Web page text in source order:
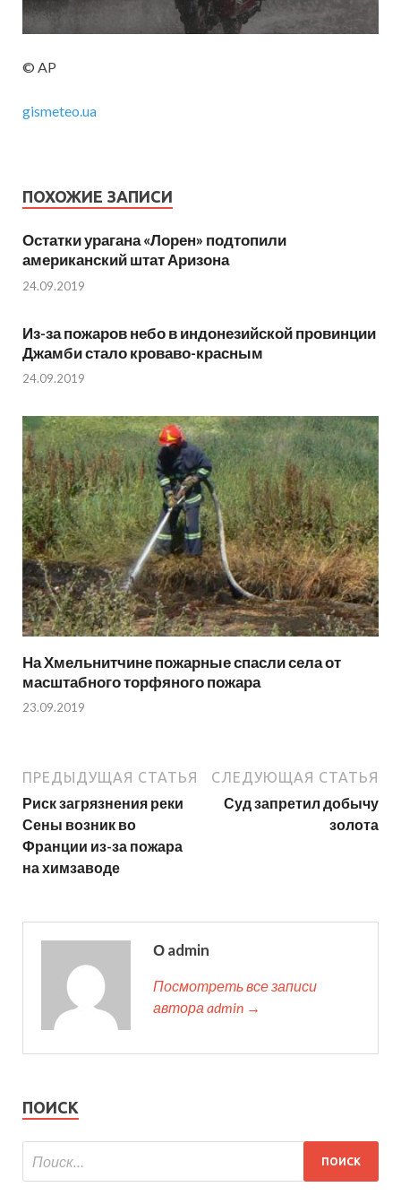
© AP
gismeteo.ua
ПОХОЖИЕ ЗАПИСИ
Остатки урагана «Лорен» подтопили
американский штат Аризона
24.09.2019
Из-за пожаров небо в индонезийской провинции
Джамби стало кроваво-красным
24.09.2019
На Хмельнитчине пожарные спасли села от
масштабного торфяного пожара
23.09.2019
ПРЕДЫДУЩАЯ СТАТЬЯ
Риск загрязнения реки
Сены возник во
Франции из-за пожара
на химзаводе
СЛЕДУЮЩАЯ СТАТЬЯ
Суд запретил добычу
золота
О admin
Посмотреть все записи
автора admin →
ПОИСК